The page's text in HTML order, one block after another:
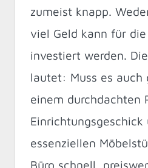
zumeist knapp.
viel Geld kann für
investiert werden.
lautet: Muss es auch
einem durchdachten
Einrichtungsgeschick
essenziellen
Büro schnell,